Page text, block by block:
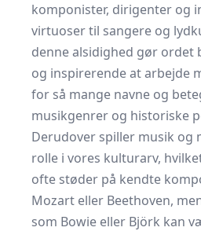
komponister, dirigenter og
virtuoser til sangere og
denne alsidighed gør ordet
og inspirerende at arbejde
for så mange navne og
musikgenrer og historiske
Derudover spiller musik og
rolle i vores kulturarv,
ofte støder på kendte
Mozart eller Beethoven,
som Bowie eller Björk kan